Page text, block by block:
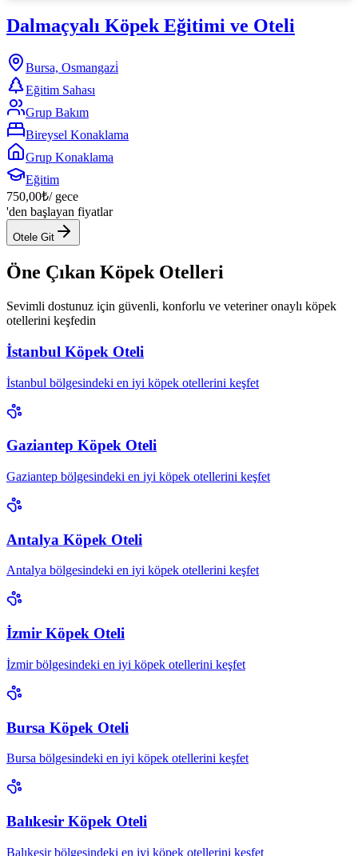
Dalmaçyalı Köpek Eğitimi ve Oteli
Bursa, Osmangazi̇
Eğitim Sahası
Grup Bakım
Bireysel Konaklama
Grup Konaklama
Eğitim
750,00₺/ gece
'den başlayan fiyatlar
Otele Git
Öne Çıkan Köpek Otelleri
Sevimli dostunuz için güvenli, konforlu ve veteriner onaylı köpek
otellerini keşfedin
İstanbul Köpek Oteli
İstanbul bölgesindeki en iyi köpek otellerini keşfet
Gaziantep Köpek Oteli
Gaziantep bölgesindeki en iyi köpek otellerini keşfet
Antalya Köpek Oteli
Antalya bölgesindeki en iyi köpek otellerini keşfet
İzmir Köpek Oteli
İzmir bölgesindeki en iyi köpek otellerini keşfet
Bursa Köpek Oteli
Bursa bölgesindeki en iyi köpek otellerini keşfet
Balıkesir Köpek Oteli
Balıkesir bölgesindeki en iyi köpek otellerini keşfet